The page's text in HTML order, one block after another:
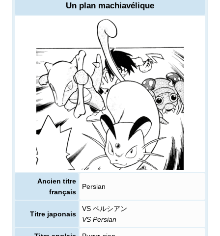
Un plan machiavélique
Ancien titre
français
Persian
Titre japonais
VS ペルシアン
VS Persian